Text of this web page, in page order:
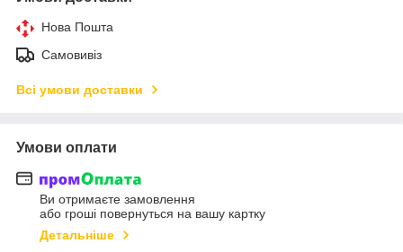
Нова Пошта
Самовивіз
Всі умови доставки
Умови оплати
Ви отримаєте замовлення
або гроші повернуться на вашу картку
Детальніше